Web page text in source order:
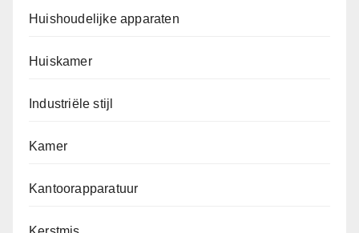
Huishoudelijke apparaten
Huiskamer
Industriële stijl
Kamer
Kantoorapparatuur